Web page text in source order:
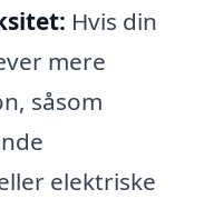
Hvis din
mere
såsom
elektriske